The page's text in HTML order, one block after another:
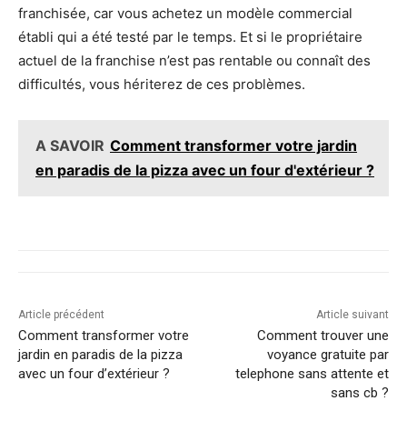
franchisée, car vous achetez un modèle commercial
établi qui a été testé par le temps. Et si le propriétaire
actuel de la franchise n’est pas rentable ou connaît des
difficultés, vous hériterez de ces problèmes.
A SAVOIR Comment transformer votre jardin
en paradis de la pizza avec un four d'extérieur ?
Article précédent
Comment transformer votre
jardin en paradis de la pizza
avec un four d’extérieur ?
Article suivant
Comment trouver une
voyance gratuite par
telephone sans attente et
sans cb ?